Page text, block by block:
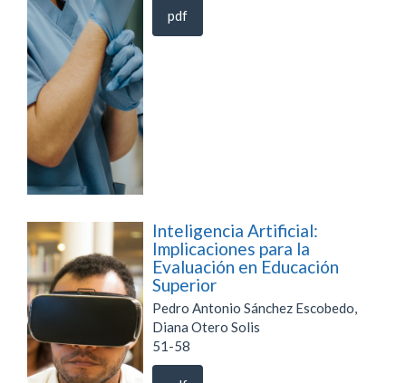
pdf
Inteligencia Artificial:
Implicaciones para la
Evaluación en Educación
Superior
Pedro Antonio Sánchez Escobedo,
Diana Otero Solis
51-58